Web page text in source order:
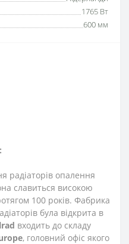
1765 Вт
600 мм
радіаторів опалення
славиться високою
100 років. Фабрика
була відкрита в
входить до складу
, головний офіс якого